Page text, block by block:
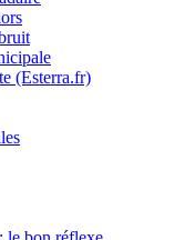
(Esterra.fr)